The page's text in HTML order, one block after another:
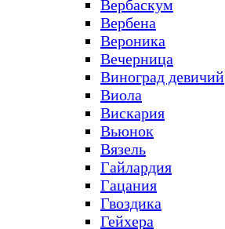
Вербаскум
Вербена
Вероника
Вечерница
Виноград девичий
Виола
Вискария
Вьюнок
Вязель
Гайлардия
Гацания
Гвоздика
Гейхера